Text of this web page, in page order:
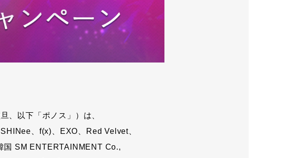
、以下「ポノス」）は、
、f(x)、EXO、Red Velvet、
国 SM ENTERTAINMENT Co.,